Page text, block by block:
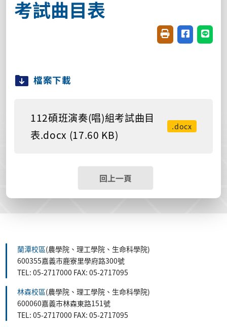
考試曲目表
友善列印(開新視
分享至臉書
分享
檔案下載
112碩班演奏(唱)組考試曲目
表.docx (17.60 KB)
.docx
回上一頁
蘭潭校區(農學院、理工學院、生命科學院)
600355嘉義市鹿寮里學府路300號
TEL: 05-2717000 FAX: 05-2717095
林森校區(農學院、理工學院、生命科學院)
600060嘉義市林森東路151號
TEL: 05-2717000 FAX: 05-2717095